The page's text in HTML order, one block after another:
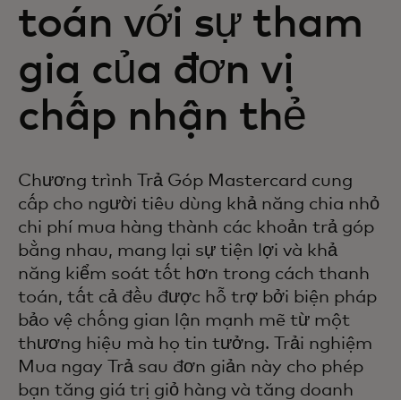
toán với sự tham
gia của đơn vị
chấp nhận thẻ
Chương trình Trả Góp Mastercard cung
cấp cho người tiêu dùng khả năng chia nhỏ
chi phí mua hàng thành các khoản trả góp
bằng nhau, mang lại sự tiện lợi và khả
năng kiểm soát tốt hơn trong cách thanh
toán, tất cả đều được hỗ trợ bởi biện pháp
bảo vệ chống gian lận mạnh mẽ từ một
thương hiệu mà họ tin tưởng. Trải nghiệm
Mua ngay Trả sau đơn giản này cho phép
bạn tăng giá trị giỏ hàng và tăng doanh